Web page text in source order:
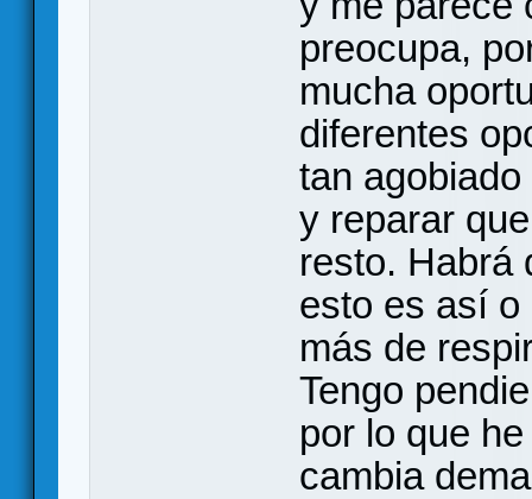
preocupa,
mucha
diferentes
tan
y reparar
resto. Habrá
esto es así o
más de
Tengo
por lo que
cambia